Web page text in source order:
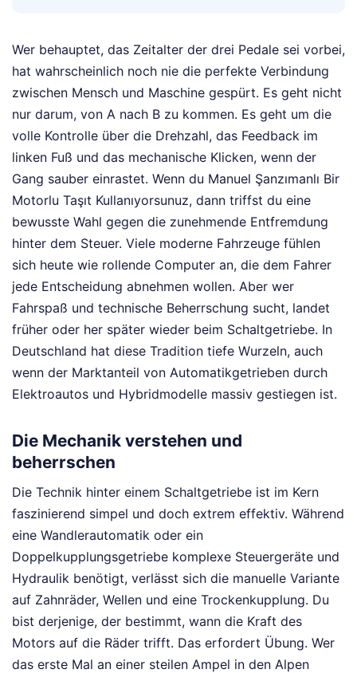
Wer behauptet, das Zeitalter der drei Pedale sei vorbei,
hat wahrscheinlich noch nie die perfekte Verbindung
zwischen Mensch und Maschine gespürt. Es geht nicht
nur darum, von A nach B zu kommen. Es geht um die
volle Kontrolle über die Drehzahl, das Feedback im
linken Fuß und das mechanische Klicken, wenn der
Gang sauber einrastet. Wenn du Manuel Şanzımanlı Bir
Motorlu Taşıt Kullanıyorsunuz, dann triffst du eine
bewusste Wahl gegen die zunehmende Entfremdung
hinter dem Steuer. Viele moderne Fahrzeuge fühlen
sich heute wie rollende Computer an, die dem Fahrer
jede Entscheidung abnehmen wollen. Aber wer
Fahrspaß und technische Beherrschung sucht, landet
früher oder her später wieder beim Schaltgetriebe. In
Deutschland hat diese Tradition tiefe Wurzeln, auch
wenn der Marktanteil von Automatikgetrieben durch
Elektroautos und Hybridmodelle massiv gestiegen ist.
Die Mechanik verstehen und
beherrschen
Die Technik hinter einem Schaltgetriebe ist im Kern
faszinierend simpel und doch extrem effektiv. Während
eine Wandlerautomatik oder ein
Doppelkupplungsgetriebe komplexe Steuergeräte und
Hydraulik benötigt, verlässt sich die manuelle Variante
auf Zahnräder, Wellen und eine Trockenkupplung. Du
bist derjenige, der bestimmt, wann die Kraft des
Motors auf die Räder trifft. Das erfordert Übung. Wer
das erste Mal an einer steilen Ampel in den Alpen